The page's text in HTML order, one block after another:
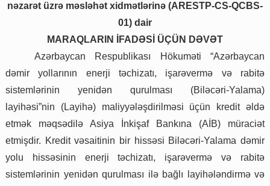
nəzarət üzrə məsləhət xidmətlərinə (ARESTP-CS-QCBS-
01) dair
MARAQLARIN İFADƏSİ ÜÇÜN DƏVƏT
Azərbaycan Respublikası Hökuməti “Azərbaycan
dəmir yollarının enerji təchizatı, işarəvermə və rabitə
sistemlərinin yenidən qurulması (Biləcəri-Yalama)
layihəsi”nin (Layihə) maliyyələşdirilməsi üçün kredit əldə
etmək məqsədilə Asiya İnkişaf Bankına (AİB) müraciət
etmişdir. Kredit vəsaitinin bir hissəsi Biləcəri-Yalama dəmir
yolu hissəsinin enerji təchizatı, işarəvermə və rabitə
sistemlərinin yenidən qurulması ilə bağlı layihələndirmə və